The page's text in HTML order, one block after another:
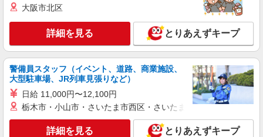
時給1500円〜2125円 ＜日払い有/週払い有/交
通費全支給(ガソリン代含む)＞
下野市 小金井駅そば
キープ 詳細を見る
派遣社員
株式会社kotrio /●UT-H-2094107
＜面接なし＞デイサービスでリハビリ補助・送
迎など＊下野市
大阪市北区
詳細を見る とりあえずキープ
警備員スタッフ（イベント、道路、商業施設、
大型駐車場、JR列車見張りなど）
日給 11,000円〜12,100円
栃木市・小山市・さいたま市西区・さいたま市岩槻区・久喜市・
詳細を見る とりあえずキープ